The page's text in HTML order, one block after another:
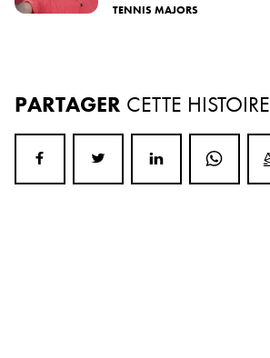
TENNIS MAJORS
PARTAGER CETTE HISTOIRE